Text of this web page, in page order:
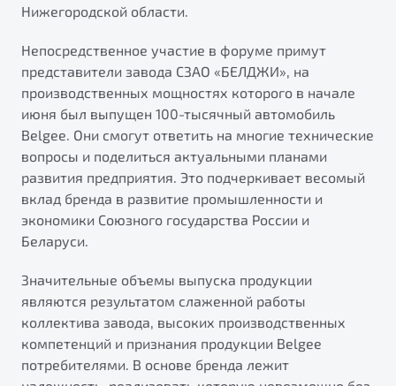
Нижегородской области.
Непосредственное участие в форуме примут
представители завода СЗАО «БЕЛДЖИ», на
производственных мощностях которого в начале
июня был выпущен 100-тысячный автомобиль
Belgee. Они смогут ответить на многие технические
вопросы и поделиться актуальными планами
развития предприятия. Это подчеркивает весомый
вклад бренда в развитие промышленности и
экономики Союзного государства России и
Беларуси.
Значительные объемы выпуска продукции
являются результатом слаженной работы
коллектива завода, высоких производственных
компетенций и признания продукции Belgee
потребителями. В основе бренда лежит